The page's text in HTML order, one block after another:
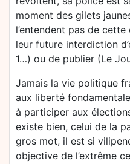
moment des gilets
l’entendent pas de
leur future interdiction
1…) ou de publier (Le
Jamais la vie politique
aux liberté
à participer aux
existe bien, celui de la
gros mot, il est si
objective de l’extrême